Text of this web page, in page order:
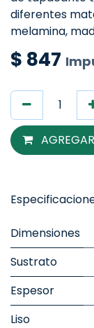
diferentes
melamina,
$ 847
Dimensiones
Sustrato
Espesor
Liso